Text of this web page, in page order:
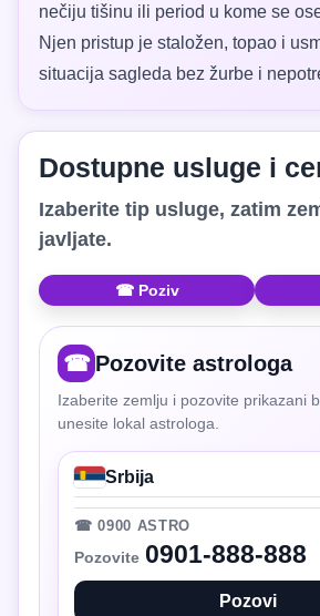
nečiju tišinu ili period u kome se
Njen pristup je staložen, topao i
situacija sagleda bez žurbe i
Dostupne usluge i
Izaberite tip usluge, zatim
javljate.
☎ Poziv
☎ Pozovite astrologa
Izaberite zemlju i pozovite prikazani
unesite lokal astrologa.
Srbija
☎ 0900 ASTRO
Pozovite 0901-888-888
Pozovi